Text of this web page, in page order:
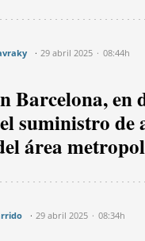
29 abril 2025 08:44h
Barcelona, en
suministro de
área
29 abril 2025 08:34h